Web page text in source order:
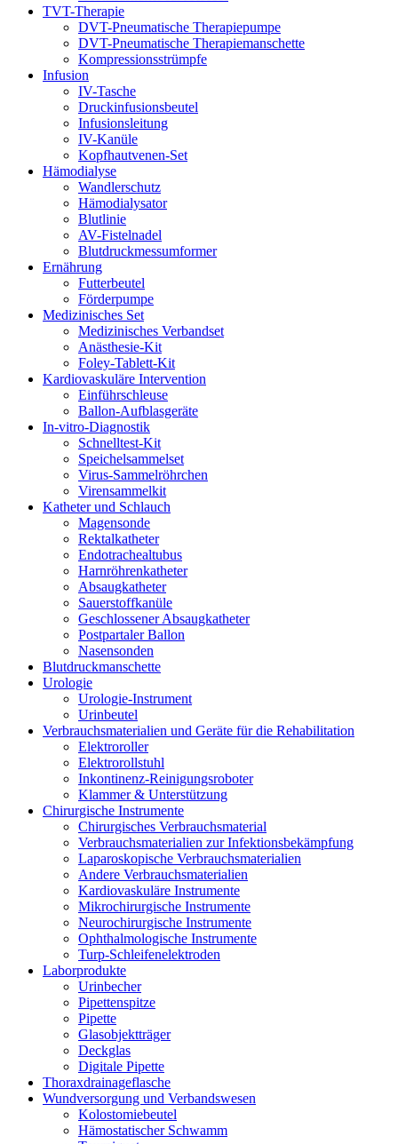
TVT-Therapie
DVT-Pneumatische Therapiepumpe
DVT-Pneumatische Therapiemanschette
Kompressionsstrümpfe
Infusion
IV-Tasche
Druckinfusionsbeutel
Infusionsleitung
IV-Kanüle
Kopfhautvenen-Set
Hämodialyse
Wandlerschutz
Hämodialysator
Blutlinie
AV-Fistelnadel
Blutdruckmessumformer
Ernährung
Futterbeutel
Förderpumpe
Medizinisches Set
Medizinisches Verbandset
Anästhesie-Kit
Foley-Tablett-Kit
Kardiovaskuläre Intervention
Einführschleuse
Ballon-Aufblasgeräte
In-vitro-Diagnostik
Schnelltest-Kit
Speichelsammelset
Virus-Sammelröhrchen
Virensammelkit
Katheter und Schlauch
Magensonde
Rektalkatheter
Endotrachealtubus
Harnröhrenkatheter
Absaugkatheter
Sauerstoffkanüle
Geschlossener Absaugkatheter
Postpartaler Ballon
Nasensonden
Blutdruckmanschette
Urologie
Urologie-Instrument
Urinbeutel
Verbrauchsmaterialien und Geräte für die Rehabilitation
Elektroroller
Elektrorollstuhl
Inkontinenz-Reinigungsroboter
Klammer & Unterstützung
Chirurgische Instrumente
Chirurgisches Verbrauchsmaterial
Verbrauchsmaterialien zur Infektionsbekämpfung
Laparoskopische Verbrauchsmaterialien
Andere Verbrauchsmaterialien
Kardiovaskuläre Instrumente
Mikrochirurgische Instrumente
Neurochirurgische Instrumente
Ophthalmologische Instrumente
Turp-Schleifenelektroden
Laborprodukte
Urinbecher
Pipettenspitze
Pipette
Glasobjektträger
Deckglas
Digitale Pipette
Thoraxdrainageflasche
Wundversorgung und Verbandswesen
Kolostomiebeutel
Hämostatischer Schwamm